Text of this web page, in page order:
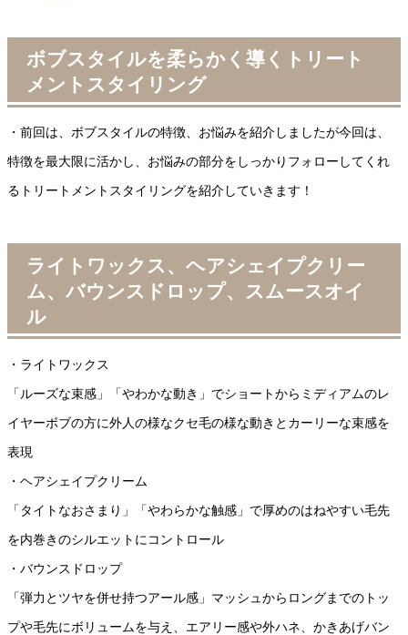
ボブスタイルを柔らかく導くトリート
メントスタイリング
・前回は、ボブスタイルの特徴、お悩みを紹介しましたが今回は、
特徴を最大限に活かし、お悩みの部分をしっかりフォローしてくれ
るトリートメントスタイリングを紹介していきます！
ライトワックス、ヘアシェイプクリー
ム、バウンスドロップ、スムースオイ
ル
・ライトワックス
「ルーズな束感」「やわかな動き」でショートからミディアムのレ
イヤーボブの方に外人の様なクセ毛の様な動きとカーリーな束感を
表現
・ヘアシェイプクリーム
「タイトなおさまり」「やわらかな触感」で厚めのはねやすい毛先
を内巻きのシルエットにコントロール
・バウンスドロップ
「弾力とツヤを併せ持つアール感」マッシュからロングまでのトッ
プや毛先にボリュームを与え、エアリー感や外ハネ、かきあげバン